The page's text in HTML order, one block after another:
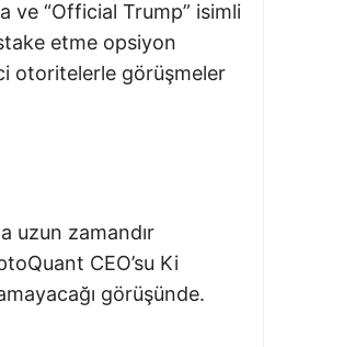
ve “Official Trump” isimli
etme opsiyon
otoritelerle görüşmeler
uzun zamandır
CEO’su Ki
görüşünde.